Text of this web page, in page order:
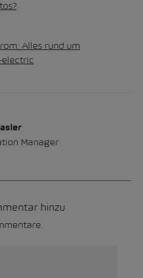
Alles rund um
Manager
hinzu